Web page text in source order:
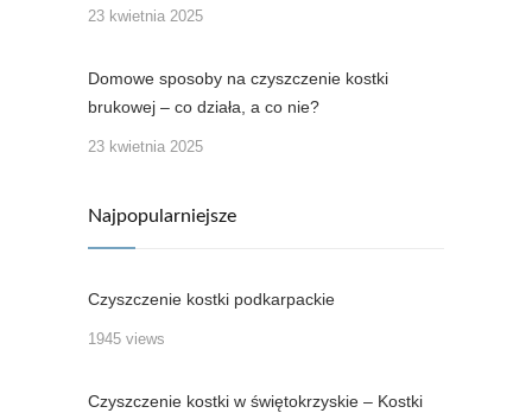
23 kwietnia 2025
Domowe sposoby na czyszczenie kostki
brukowej – co działa, a co nie?
23 kwietnia 2025
Najpopularniejsze
Czyszczenie kostki podkarpackie
1945 views
Czyszczenie kostki w świętokrzyskie – Kostki